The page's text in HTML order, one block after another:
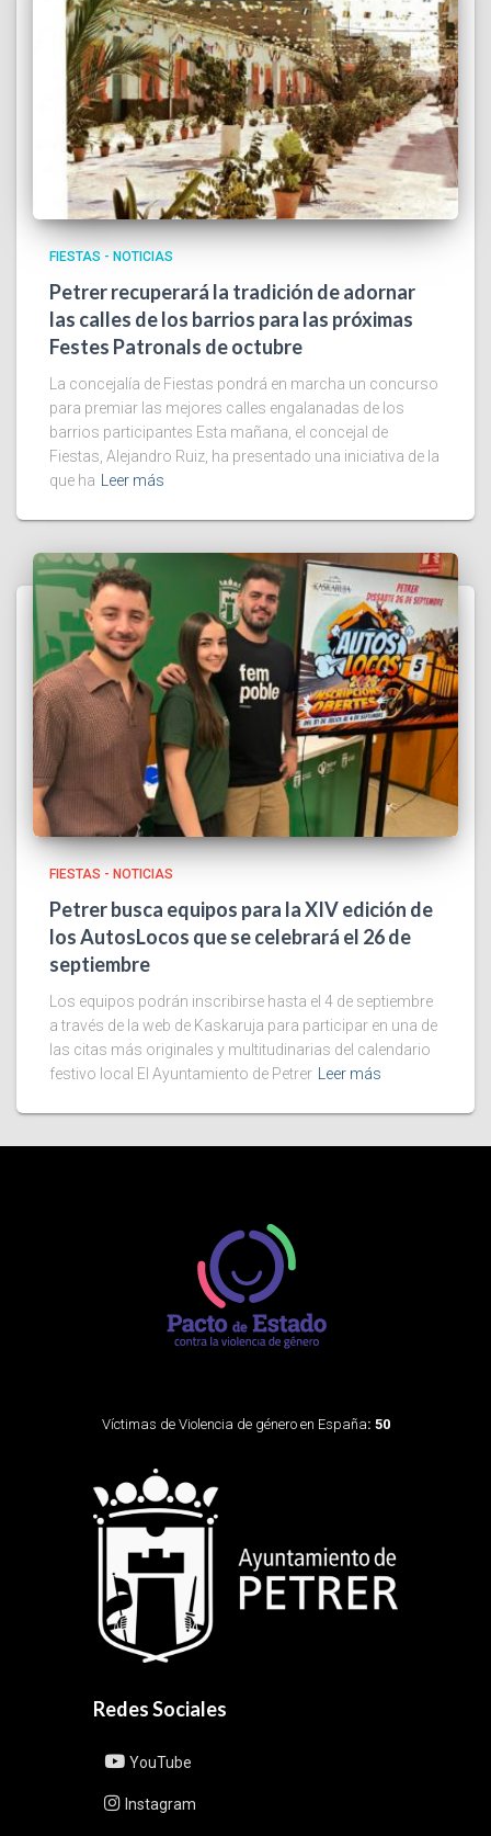
FIESTAS - NOTICIAS
Petrer recuperará la tradición de adornar
las calles de los barrios para las próximas
Festes Patronals de octubre
La concejalía de Fiestas pondrá en marcha un concurso
para premiar las mejores calles engalanadas de los
barrios participantes Esta mañana, el concejal de
Fiestas, Alejandro Ruiz, ha presentado una iniciativa de la
que ha Leer más
FIESTAS - NOTICIAS
Petrer busca equipos para la XIV edición de
los AutosLocos que se celebrará el 26 de
septiembre
Los equipos podrán inscribirse hasta el 4 de septiembre
a través de la web de Kaskaruja para participar en una de
las citas más originales y multitudinarias del calendario
festivo local El Ayuntamiento de Petrer
Leer más
Víctimas de Violencia de género en España: 50
Redes Sociales
YouTube
Instagram